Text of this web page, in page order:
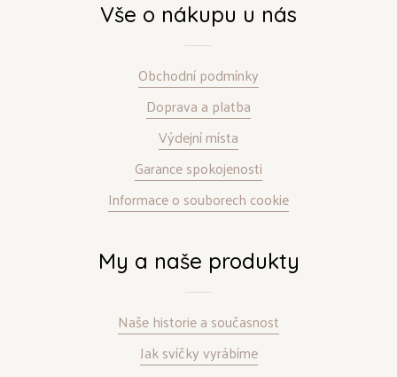
Vše o nákupu u nás
Obchodní podmínky
Doprava a platba
Výdejní místa
Garance spokojenosti
Informace o souborech cookie
My a naše produkty
Naše historie a současnost
Jak svíčky vyrábíme